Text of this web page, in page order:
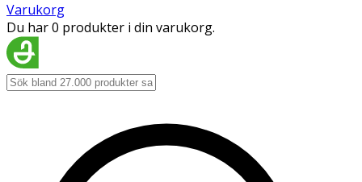
Varukorg
Du har 0 produkter i din varukorg.